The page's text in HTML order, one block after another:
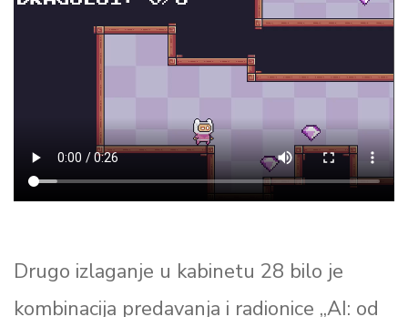
Drugo izlaganje u kabinetu 28 bilo je
kombinacija predavanja i radionice „AI: od